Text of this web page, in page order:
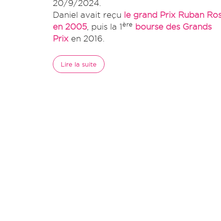
20/9/2024.
Daniel avait reçu le grand Prix Ruban
en 2005 , puis la 1ère bourse des Grands
Prix en 2016.
Lire la suite